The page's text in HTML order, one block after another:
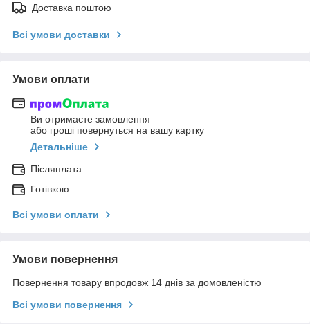
Доставка поштою
Всі умови доставки
Умови оплати
Ви отримаєте замовлення
або гроші повернуться на вашу картку
Детальніше
Післяплата
Готівкою
Всі умови оплати
Умови повернення
Повернення товару впродовж 14 днів за домовленістю
Всі умови повернення